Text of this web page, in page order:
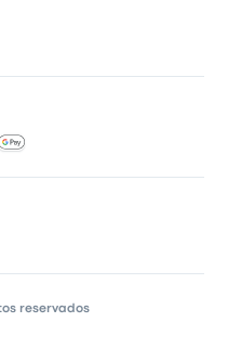
reservados